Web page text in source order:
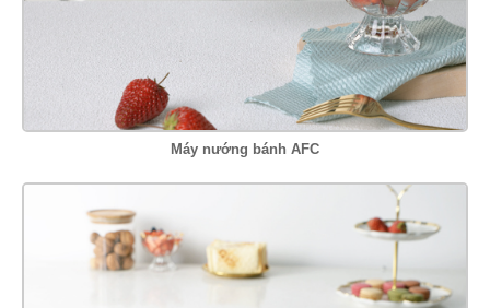
Máy nướng bánh AFC